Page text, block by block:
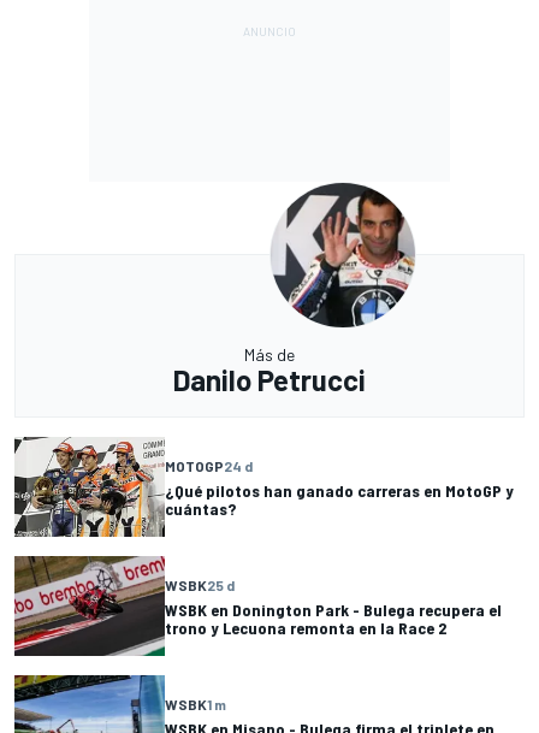
Más de
Danilo Petrucci
MOTOGP24 d
¿Qué pilotos han ganado carreras en MotoGP y
cuántas?
WSBK25 d
WSBK en Donington Park - Bulega recupera el
trono y Lecuona remonta en la Race 2
WSBK1 m
WSBK en Misano - Bulega firma el triplete en